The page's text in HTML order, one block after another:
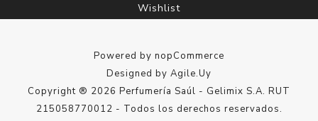
Wishlist
Powered by nopCommerce
Designed by Agile.Uy
Copyright ® 2026 Perfumería Saúl - Gelimix S.A. RUT
215058770012 - Todos los derechos reservados.